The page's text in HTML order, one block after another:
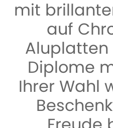
mit
auf
Diplome
Ihrer Wahl